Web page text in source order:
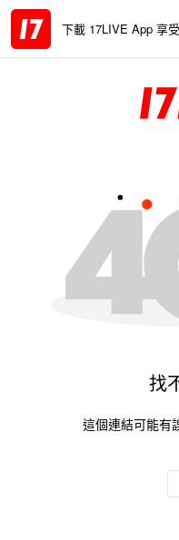
下載 17LIVE App 享
找
這個連結可能有